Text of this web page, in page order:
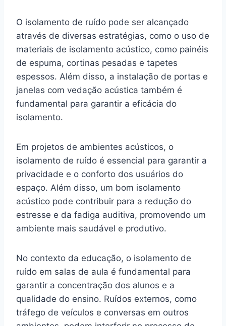
O isolamento de ruído pode ser alcançado
através de diversas estratégias, como o uso de
materiais de isolamento acústico, como painéis
de espuma, cortinas pesadas e tapetes
espessos. Além disso, a instalação de portas e
janelas com vedação acústica também é
fundamental para garantir a eficácia do
isolamento.
Em projetos de ambientes acústicos, o
isolamento de ruído é essencial para garantir a
privacidade e o conforto dos usuários do
espaço. Além disso, um bom isolamento
acústico pode contribuir para a redução do
estresse e da fadiga auditiva, promovendo um
ambiente mais saudável e produtivo.
No contexto da educação, o isolamento de
ruído em salas de aula é fundamental para
garantir a concentração dos alunos e a
qualidade do ensino. Ruídos externos, como
tráfego de veículos e conversas em outros